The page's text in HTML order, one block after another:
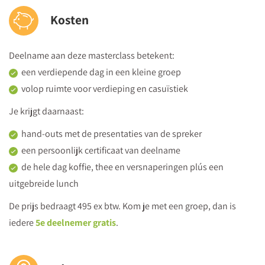
Kosten
Deelname aan deze masterclass betekent:
een verdiepende dag in een kleine groep
volop ruimte voor verdieping en casuïstiek
Je krijgt daarnaast:
hand-outs met de presentaties van de spreker
een persoonlijk certificaat van deelname
de hele dag koffie, thee en versnaperingen plús een
uitgebreide lunch
De prijs bedraagt 495 ex btw. Kom je met een groep, dan is
iedere5e deelnemer gratis.